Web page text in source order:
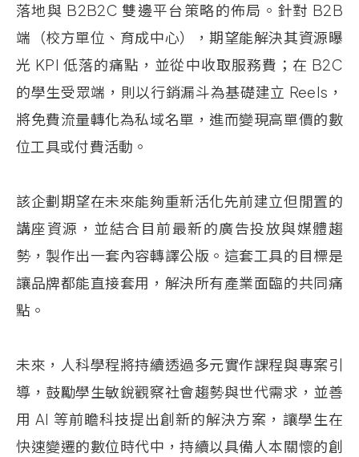
落地與 B2B2C 雙邊平台策略的佈局。針對 B2B
端（校方單位、育成中心），期望能解決其資源曝
光 KPI 低落的痛點，並從中收取服務費；在 B2C
的學生受眾端，則以行銷漏斗為基礎建立 Reels，
將免費流量轉化為私域名單，進而變現高單價的數
位工具或付費活動。
該企劃期望在未來能夠重新活化先前建立但閒置的
講座資源，並結合目前最新的廣告投放與媒體趨
勢，製作出一套內容轉譯公版。這套工具的目標是
讓品牌都能直接套用，解決所有產業面臨的共同痛
點。
未來，人科學程將持續透過多元實作課程與專案引
導，鼓勵學生敏銳觀察社會趨勢與世代需求，並善
用 AI 等前瞻科技提出創新的解決方案，讓學生在
快速變遷的數位時代中，持續以具備人本關懷的創